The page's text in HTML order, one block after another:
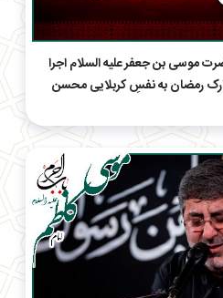
موسی بن جعفر علیه السلام اجرا
رمضان به نفسِ کربلایی محسن